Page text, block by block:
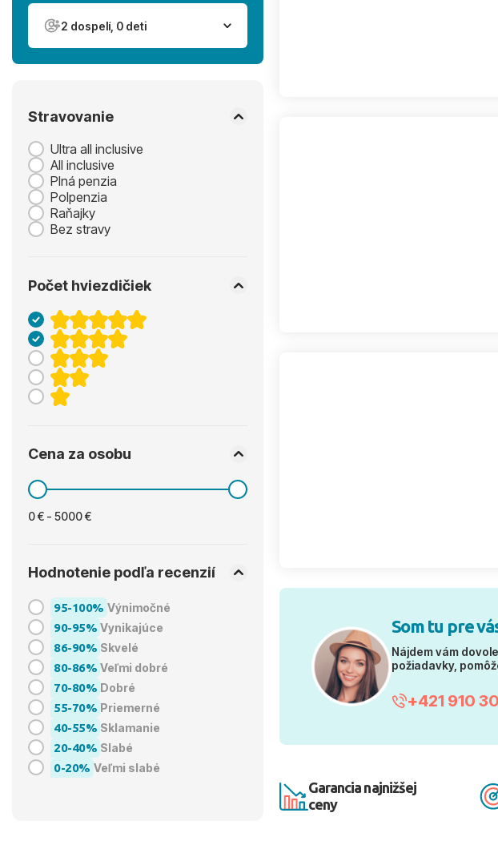
2 dospelí, 0 deti
Stravovanie
Ultra all inclusive
All inclusive
Plná penzia
Polpenzia
Raňajky
Bez stravy
Počet hviezdičiek
Cena za osobu
0 € - 5000 €
Hodnotenie podľa recenzií
95-100% Výnimočné
90-95% Vynikajúce
86-90% Skvelé
80-86% Veľmi dobré
70-80% Dobré
55-70% Priemerné
40-55% Sklamanie
20-40% Slabé
0-20% Veľmi slabé
Som tu pre
Nájdem vám
požiadavky,
+421 910
Garancia najnižšej
ceny